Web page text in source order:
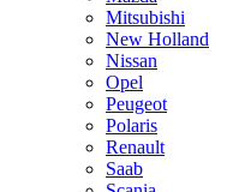
Mitsubishi
New Holland
Nissan
Opel
Peugeot
Polaris
Renault
Saab